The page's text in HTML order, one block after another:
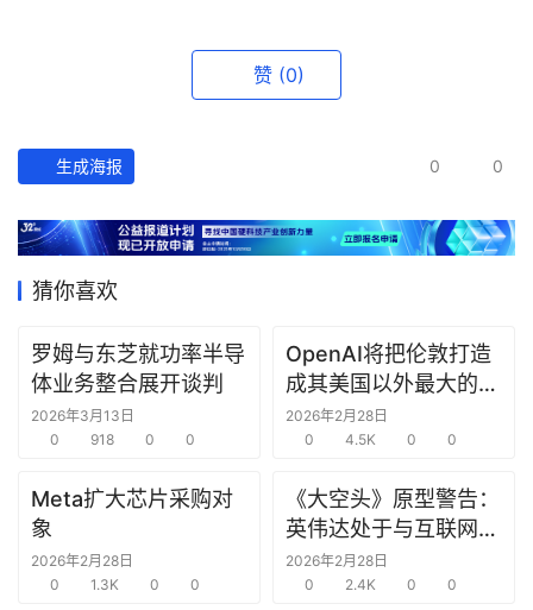
深
产
数
研
选
创
投
赞 (0)
生成海报 0 0
猜你喜欢
罗姆与东芝就功率半导
体业务整合展开谈判
2026年3月13日
0
918 0 0
OpenAI将把伦敦打造
成其美国以外最大的研
究中心
2026年2月28日
0
4.5K 0 0
Meta扩大芯片采购对
象
2026年2月28日
0
1.3K 0 0
《大空头》原型警告：
英伟达处于与互联网泡
沫时期思科同样的“危
险境地”
2026年2月28日
0
2.4K 0 0